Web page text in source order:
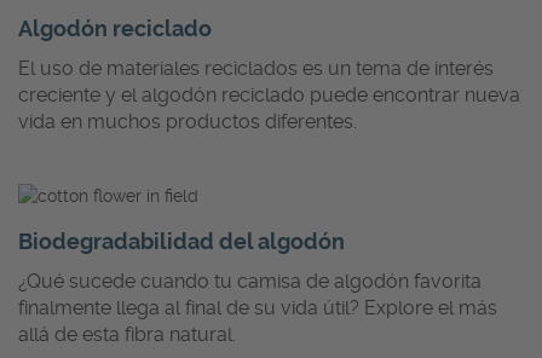
Algodón reciclado
El uso de materiales reciclados es un tema de interés
creciente y el algodón reciclado puede encontrar nueva
vida en muchos productos diferentes.
Biodegradabilidad del algodón
¿Qué sucede cuando tu camisa de algodón favorita
finalmente llega al final de su vida útil? Explore el más
allá de esta fibra natural.